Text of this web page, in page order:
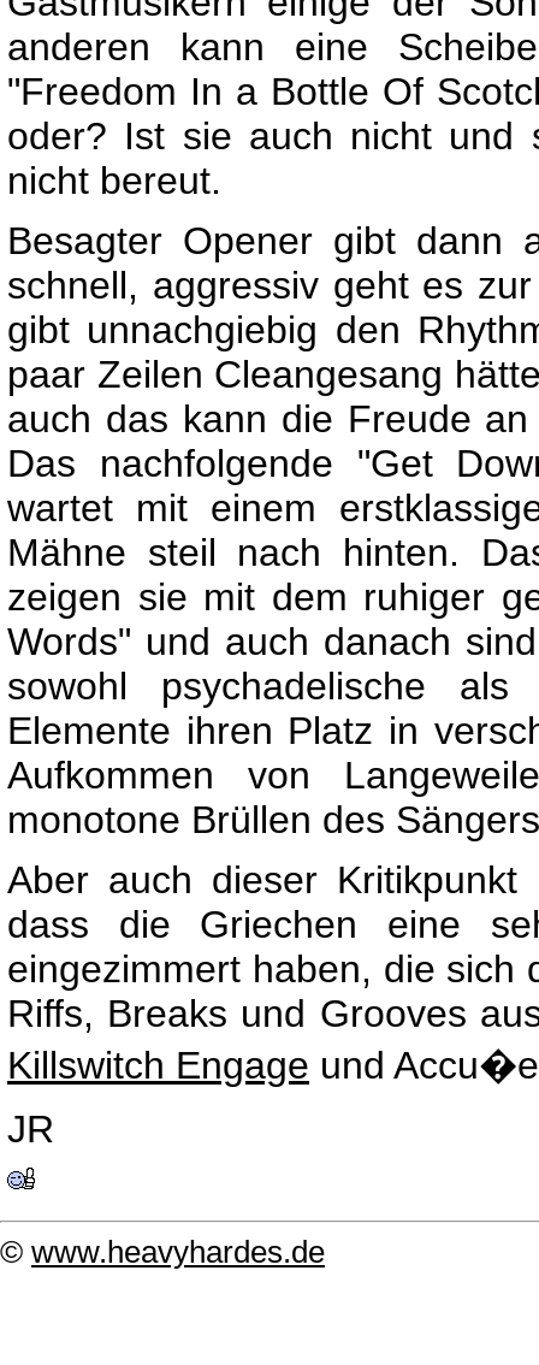
anderen kann eine
"Freedom In a Bottle Of
oder? Ist sie auch nicht und
nicht bereut.
Besagter Opener gibt dann
schnell, aggressiv geht es
gibt unnachgiebig den
paar Zeilen Cleangesang
auch das kann die Freude
Das nachfolgende "Get
wartet mit einem
Mähne steil nach hinten.
zeigen sie mit dem ruhiger
Words" und auch danach
sowohl psychadelische
Elemente ihren Platz in
Aufkommen von
monotone Brüllen des
Aber auch dieser
dass die Griechen eine
eingezimmert haben, die sich
Riffs, Breaks und Grooves
Killswitch Engage und
JR
© www.heavyhardes.de